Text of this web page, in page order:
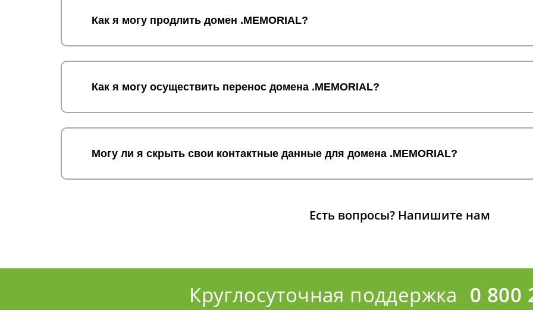
Как я могу продлить домен .MEMORIAL?
Как я могу осуществить перенос домена .MEMORIAL?
Могу ли я скрыть свои контактные данные для домена .MEMORIAL?
Есть вопросы? Напишите нам
Круглосуточная поддержка 0 800